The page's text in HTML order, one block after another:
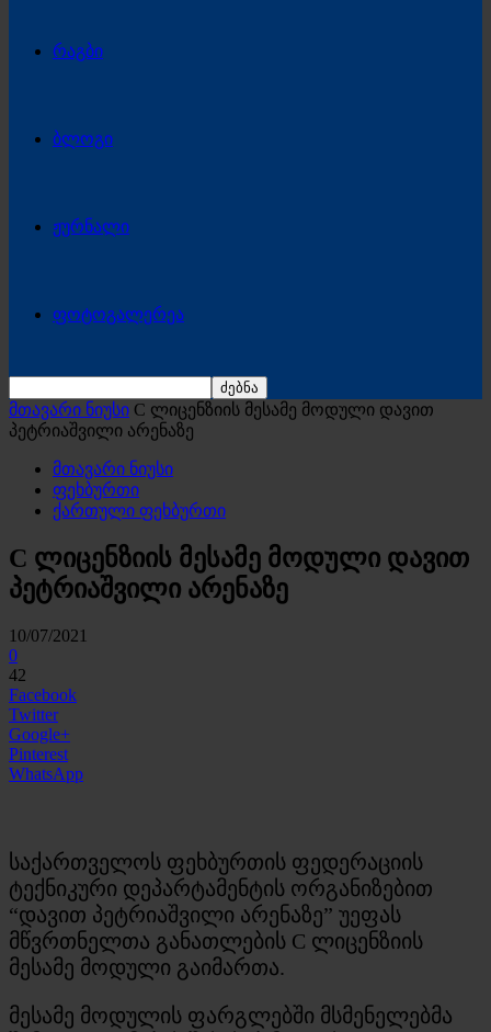
რაგბი
ბლოგი
ჟურნალი
ფოტოგალერეა
მთავარი ნიუსი C ლიცენზიის მესამე მოდული დავით
პეტრიაშვილი არენაზე
მთავარი ნიუსი
ფეხბურთი
ქართული ფეხბურთი
C ლიცენზიის მესამე მოდული დავით
პეტრიაშვილი არენაზე
10/07/2021
0
42
Facebook
Twitter
Google+
Pinterest
WhatsApp
საქართველოს ფეხბურთის ფედერაციის
ტექნიკური დეპარტამენტის ორგანიზებით
“დავით პეტრიაშვილი არენაზე” უეფას
მწვრთნელთა განათლების C ლიცენზიის
მესამე მოდული გაიმართა.
მესამე მოდულის ფარგლებში მსმენელებმა